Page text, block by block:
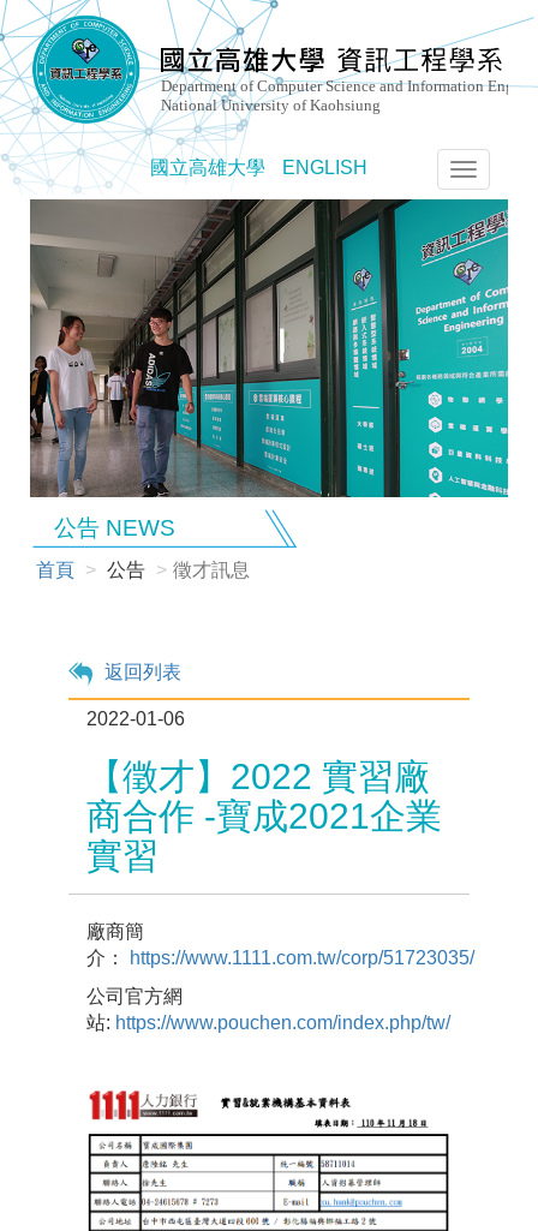
國立高雄大學 ENGLISH
選
單
切
換
公告 NEWS
首頁 公告 徵才訊息
返回列表
2022-01-06
【徵才】2022 實習廠
商合作 -寶成2021企業
實習
廠商簡
介：
https://www.1111.com.tw/corp/51723035/
公司官方網
站: https://www.pouchen.com/index.php/tw/